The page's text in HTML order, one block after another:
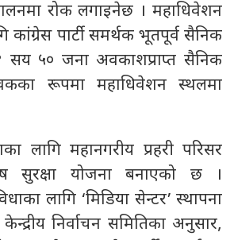
रोक लगाइनेछ । महाधिवेशन
कांग्रेस पार्टी समर्थक भूतपूर्व सैनिक
सय ५० जना अवकाशप्राप्त सैनिक
रूपमा महाधिवेशन स्थलमा
लागि महानगरीय प्रहरी परिसर
सुरक्षा योजना बनाएको छ ।
लागि ‘मिडिया सेन्टर’ स्थापना
निर्वाचन समितिका अनुसार,